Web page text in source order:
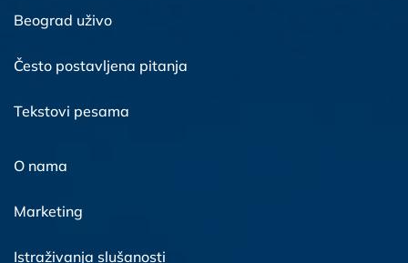
Beograd uživo
Često postavljena pitanja
Tekstovi pesama
O nama
Marketing
Istraživanja slušanosti